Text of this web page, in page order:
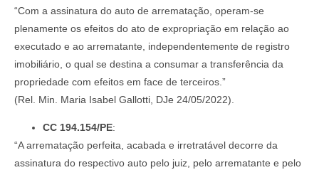
“Com a assinatura do auto de arrematação, operam-se
plenamente os efeitos do ato de expropriação em relação ao
executado e ao arrematante, independentemente de registro
imobiliário, o qual se destina a consumar a transferência da
propriedade com efeitos em face de terceiros.”
(Rel. Min. Maria Isabel Gallotti, DJe 24/05/2022).
CC 194.154/PE:
“A arrematação perfeita, acabada e irretratável decorre da
assinatura do respectivo auto pelo juiz, pelo arrematante e pelo